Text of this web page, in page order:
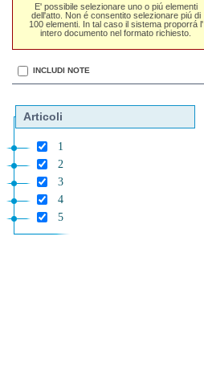
E' possibile selezionare uno o piú elementi
dell'atto. Non é consentito selezionare piú di
100 elementi. In tal caso il sistema proporrá l'
intero documento nel formato richiesto.
INCLUDI NOTE
Articoli
1
2
3
4
5